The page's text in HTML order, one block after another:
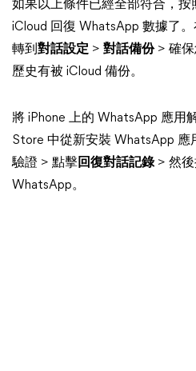
如果以上條件已經全部符合，
iCloud 回復 WhatsApp 數據了
轉到 對話設定 > 對話備份> 確保
歷史有被 iCloud 備份。
將 iPhone 上的 WhatsApp 應用
Store 中從新安裝 WhatsApp 應
驗證 > 點擊回復對話記錄> 然後
WhatsApp。